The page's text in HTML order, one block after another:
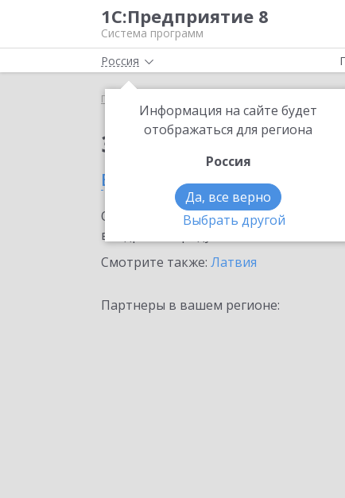
1С:Предприятие 8
Система программ
Россия
Информация на сайте будет
отображаться для региона
Россия
Да, все верно
Выбрать другой
Главная
Заказать Smartway
в Даугавпилсе
Ознакомьтесь с информационными
внедрение продукта.
Смотрите также: Латвия
Партнеры в вашем регионе: